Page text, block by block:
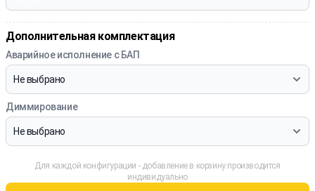
Дополнительная комплектация
Аварийное исполнение с БАП
Диммирование
Для каждой конфигурации - добавление в корзину производится
индивидуально